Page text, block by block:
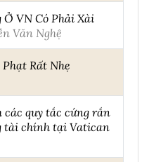
VN Có Phải Xài
Văn Nghệ
Rất Nhẹ
các quy tắc cứng rắn
tài chính tại Vatican